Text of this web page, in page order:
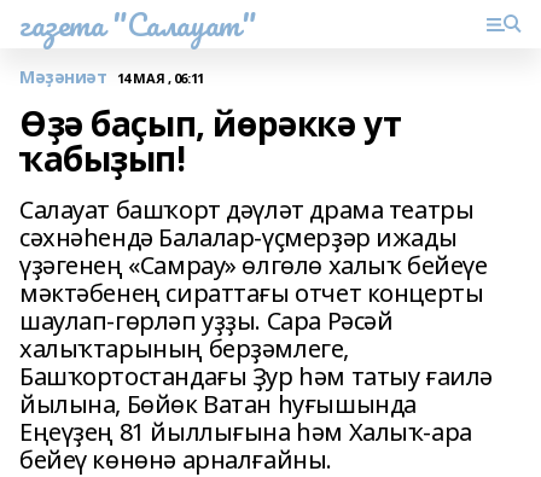
газета "Салауат"
Мәҙәниәт 14 МАЯ , 06:11
Өҙә баҫып, йөрәккә ут
ҡабыҙып!
Салауат башҡорт дәүләт драма театры
сәхнәһендә Балалар-үҫмерҙәр ижады
үҙәгенең «Самрау» өлгөлө халыҡ бейеүе
мәктәбенең сираттағы отчет концерты
шаулап-гөрләп уҙҙы. Сара Рәсәй
халыҡтарының берҙәмлеге,
Башҡортостандағы Ҙур һәм татыу ғаилә
йылына, Бөйөк Ватан һуғышында
Еңеүҙең 81 йыллығына һәм Халыҡ-ара
бейеү көнөнә арналғайны.